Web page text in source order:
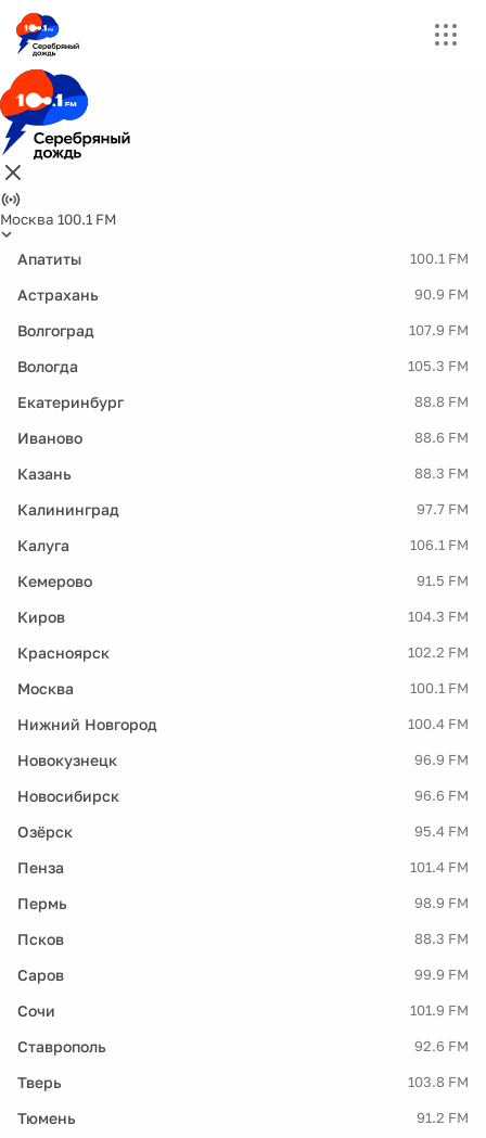
Москва 100.1 FM
Апатиты 100.1 FM
Астрахань 90.9 FM
Волгоград 107.9 FM
Вологда 105.3 FM
Екатеринбург 88.8 FM
Иваново 88.6 FM
Казань 88.3 FM
Калининград 97.7 FM
Калуга 106.1 FM
Кемерово 91.5 FM
Киров 104.3 FM
Красноярск 102.2 FM
Москва 100.1 FM
Нижний Новгород 100.4 FM
Новокузнецк 96.9 FM
Новосибирск 96.6 FM
Озёрск 95.4 FM
Пенза 101.4 FM
Пермь 98.9 FM
Псков 88.3 FM
Саров 99.9 FM
Сочи 101.9 FM
Ставрополь 92.6 FM
Тверь 103.8 FM
Тюмень 91.2 FM